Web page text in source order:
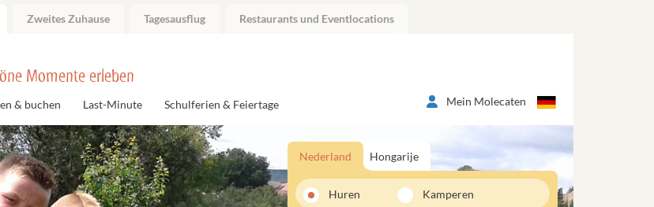
Zweites Zuhause Tagesausflug Restaurants und Eventlocations
Momente erleben
& buchen Last-Minute Schulferien & Feiertage Mein Molecaten
Nederland Hongarije
Huren Kamperen